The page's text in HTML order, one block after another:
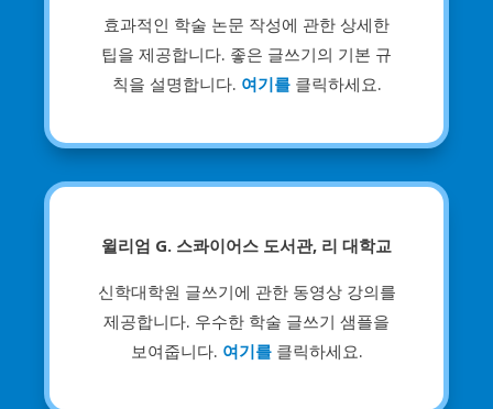
효과적인 학술 논문 작성에 관한 상세한
팁을 제공합니다. 좋은 글쓰기의 기본 규
칙을 설명합니다. 여기를클릭하세요.
윌리엄 G. 스콰이어스 도서관, 리 대학교
신학대학원 글쓰기에 관한 동영상 강의를
제공합니다. 우수한 학술 글쓰기 샘플을
보여줍니다. 여기를클릭하세요.